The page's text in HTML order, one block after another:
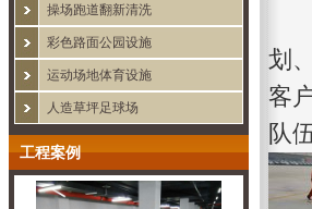
操场跑道翻新清洗
彩色路面公园设施
运动场地体育设施
人造草坪足球场
工程案例
划
客
队